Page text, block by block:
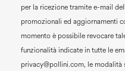
per la ricezione tramite e-mail
promozionali ed aggiornamenti
momento è possibile revocare
funzionalità indicate in tutte le
privacy@pollini.com, le modalità